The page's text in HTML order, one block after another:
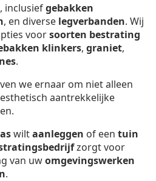
inclusiefgebakken
, en diverse legverbanden. Wij
voorsoorten bestrating
klinkers, graniet,
.
we ernaar om niet alleen
aantrekkelijke
wiltaanleggen of een tuin
zorgt voor
van uwomgevingswerken
.